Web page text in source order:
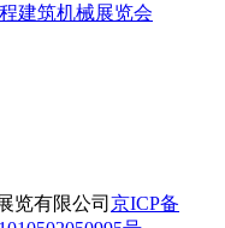
建筑机械展览会
览有限公司 京ICP备